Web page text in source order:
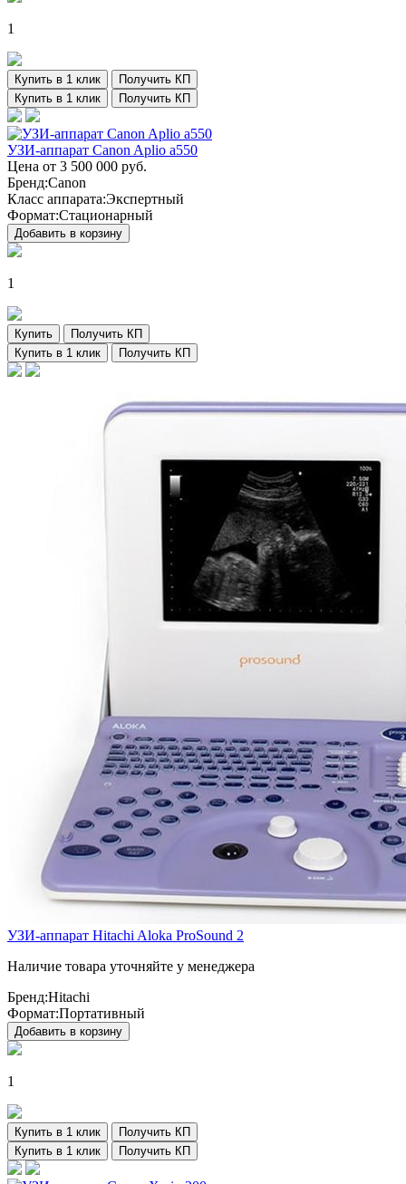
1
Купить в 1 клик
Получить КП
Купить в 1 клик
Получить КП
УЗИ-аппарат Canon Aplio a550
Цена от 3 500 000 руб.
Бренд:Canon
Класс аппарата:Экспертный
Формат:Стационарный
Добавить в корзину
1
Купить
Получить КП
Купить в 1 клик
Получить КП
УЗИ-аппарат Hitachi Aloka ProSound 2
Наличие товара уточняйте у менеджера
Бренд:Hitachi
Формат:Портативный
Добавить в корзину
1
Купить в 1 клик
Получить КП
Купить в 1 клик
Получить КП